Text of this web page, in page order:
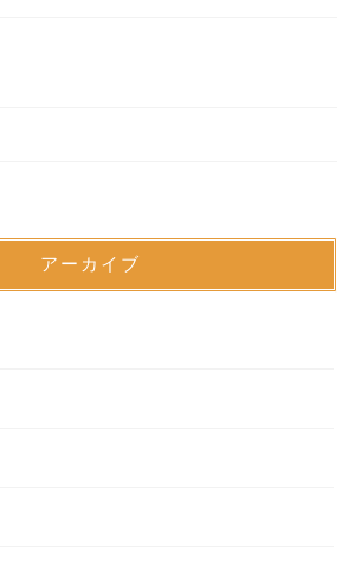
アーカイブ